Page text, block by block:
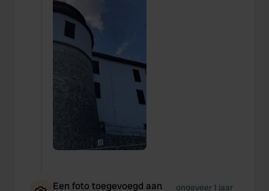
Een foto toegevoegd aan ongeveer 1 jaar